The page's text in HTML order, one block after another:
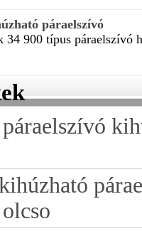
páraelszívó
34 900 típus páraelszívó